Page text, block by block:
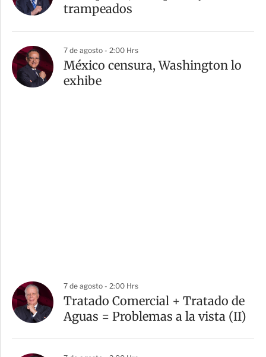
trampeados
7 de agosto - 2:00 Hrs
México censura, Washington lo
exhibe
7 de agosto - 2:00 Hrs
Tratado Comercial + Tratado de
Aguas = Problemas a la vista (II)